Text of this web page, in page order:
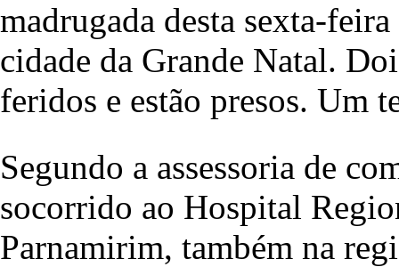
madrugada desta sexta-
cidade da Grande Natal.
feridos e estão presos. Um
Segundo a assessoria de
socorrido ao Hospital
Parnamirim, também na